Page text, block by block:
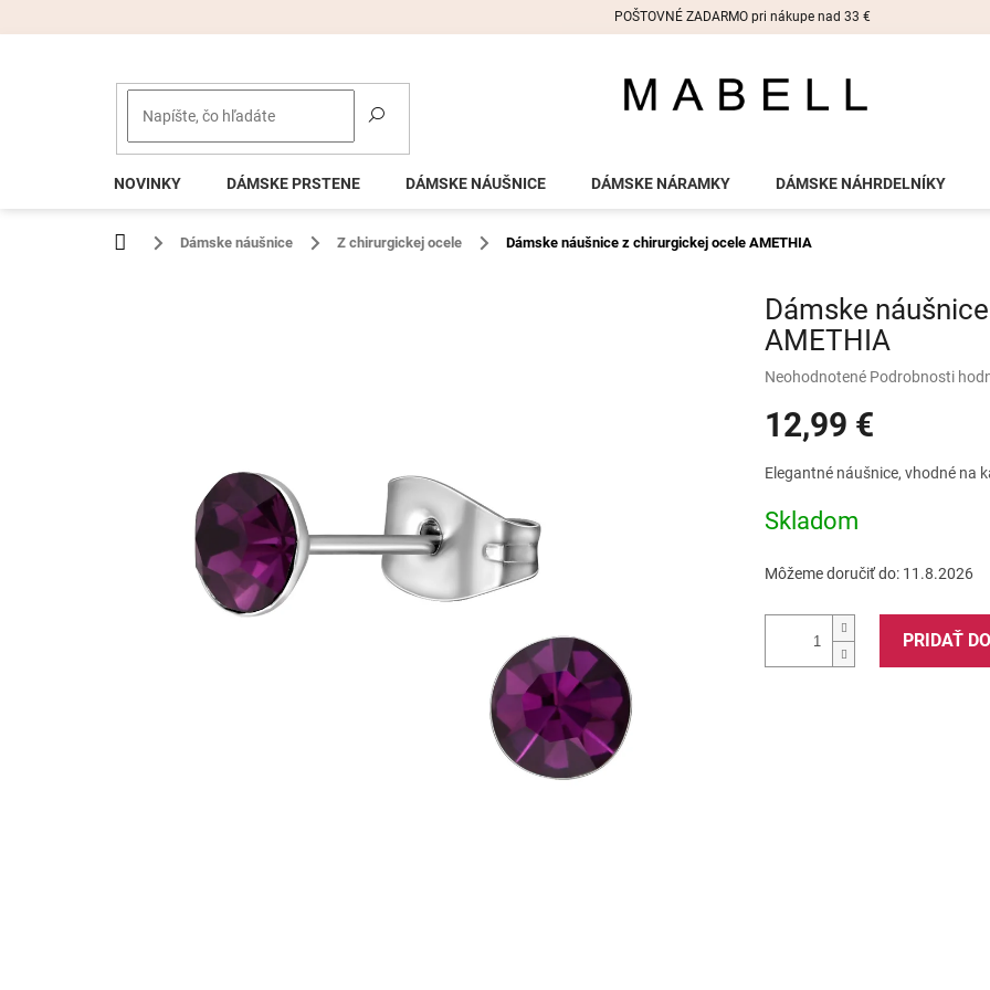
POŠTOVNÉ ZADARMO pri nákupe nad 33 €
NOVINKY DÁMSKE PRSTENE DÁMSKE NÁUŠNICE DÁMSKE NÁRAMKY DÁMSKE NÁHRDELNÍKY
Domov Dámske náušnice Z chirurgickej ocele Dámske náušnice z chirurgickej ocele AMETHIA
Dámske
AMETHIA
Priemerné
produktu
je
z
hviezdičiek.
Neohodnotené Podrobnosti
12,99 €
cena:
Elegantné náušnice, vhodné na
Skladom
Môžeme doručiť do: 11.8.2026
PRIDAŤ